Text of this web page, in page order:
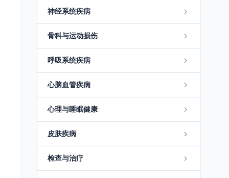
神经系统疾病
骨科与运动损伤
呼吸系统疾病
心脑血管疾病
心理与睡眠健康
皮肤疾病
检查与治疗